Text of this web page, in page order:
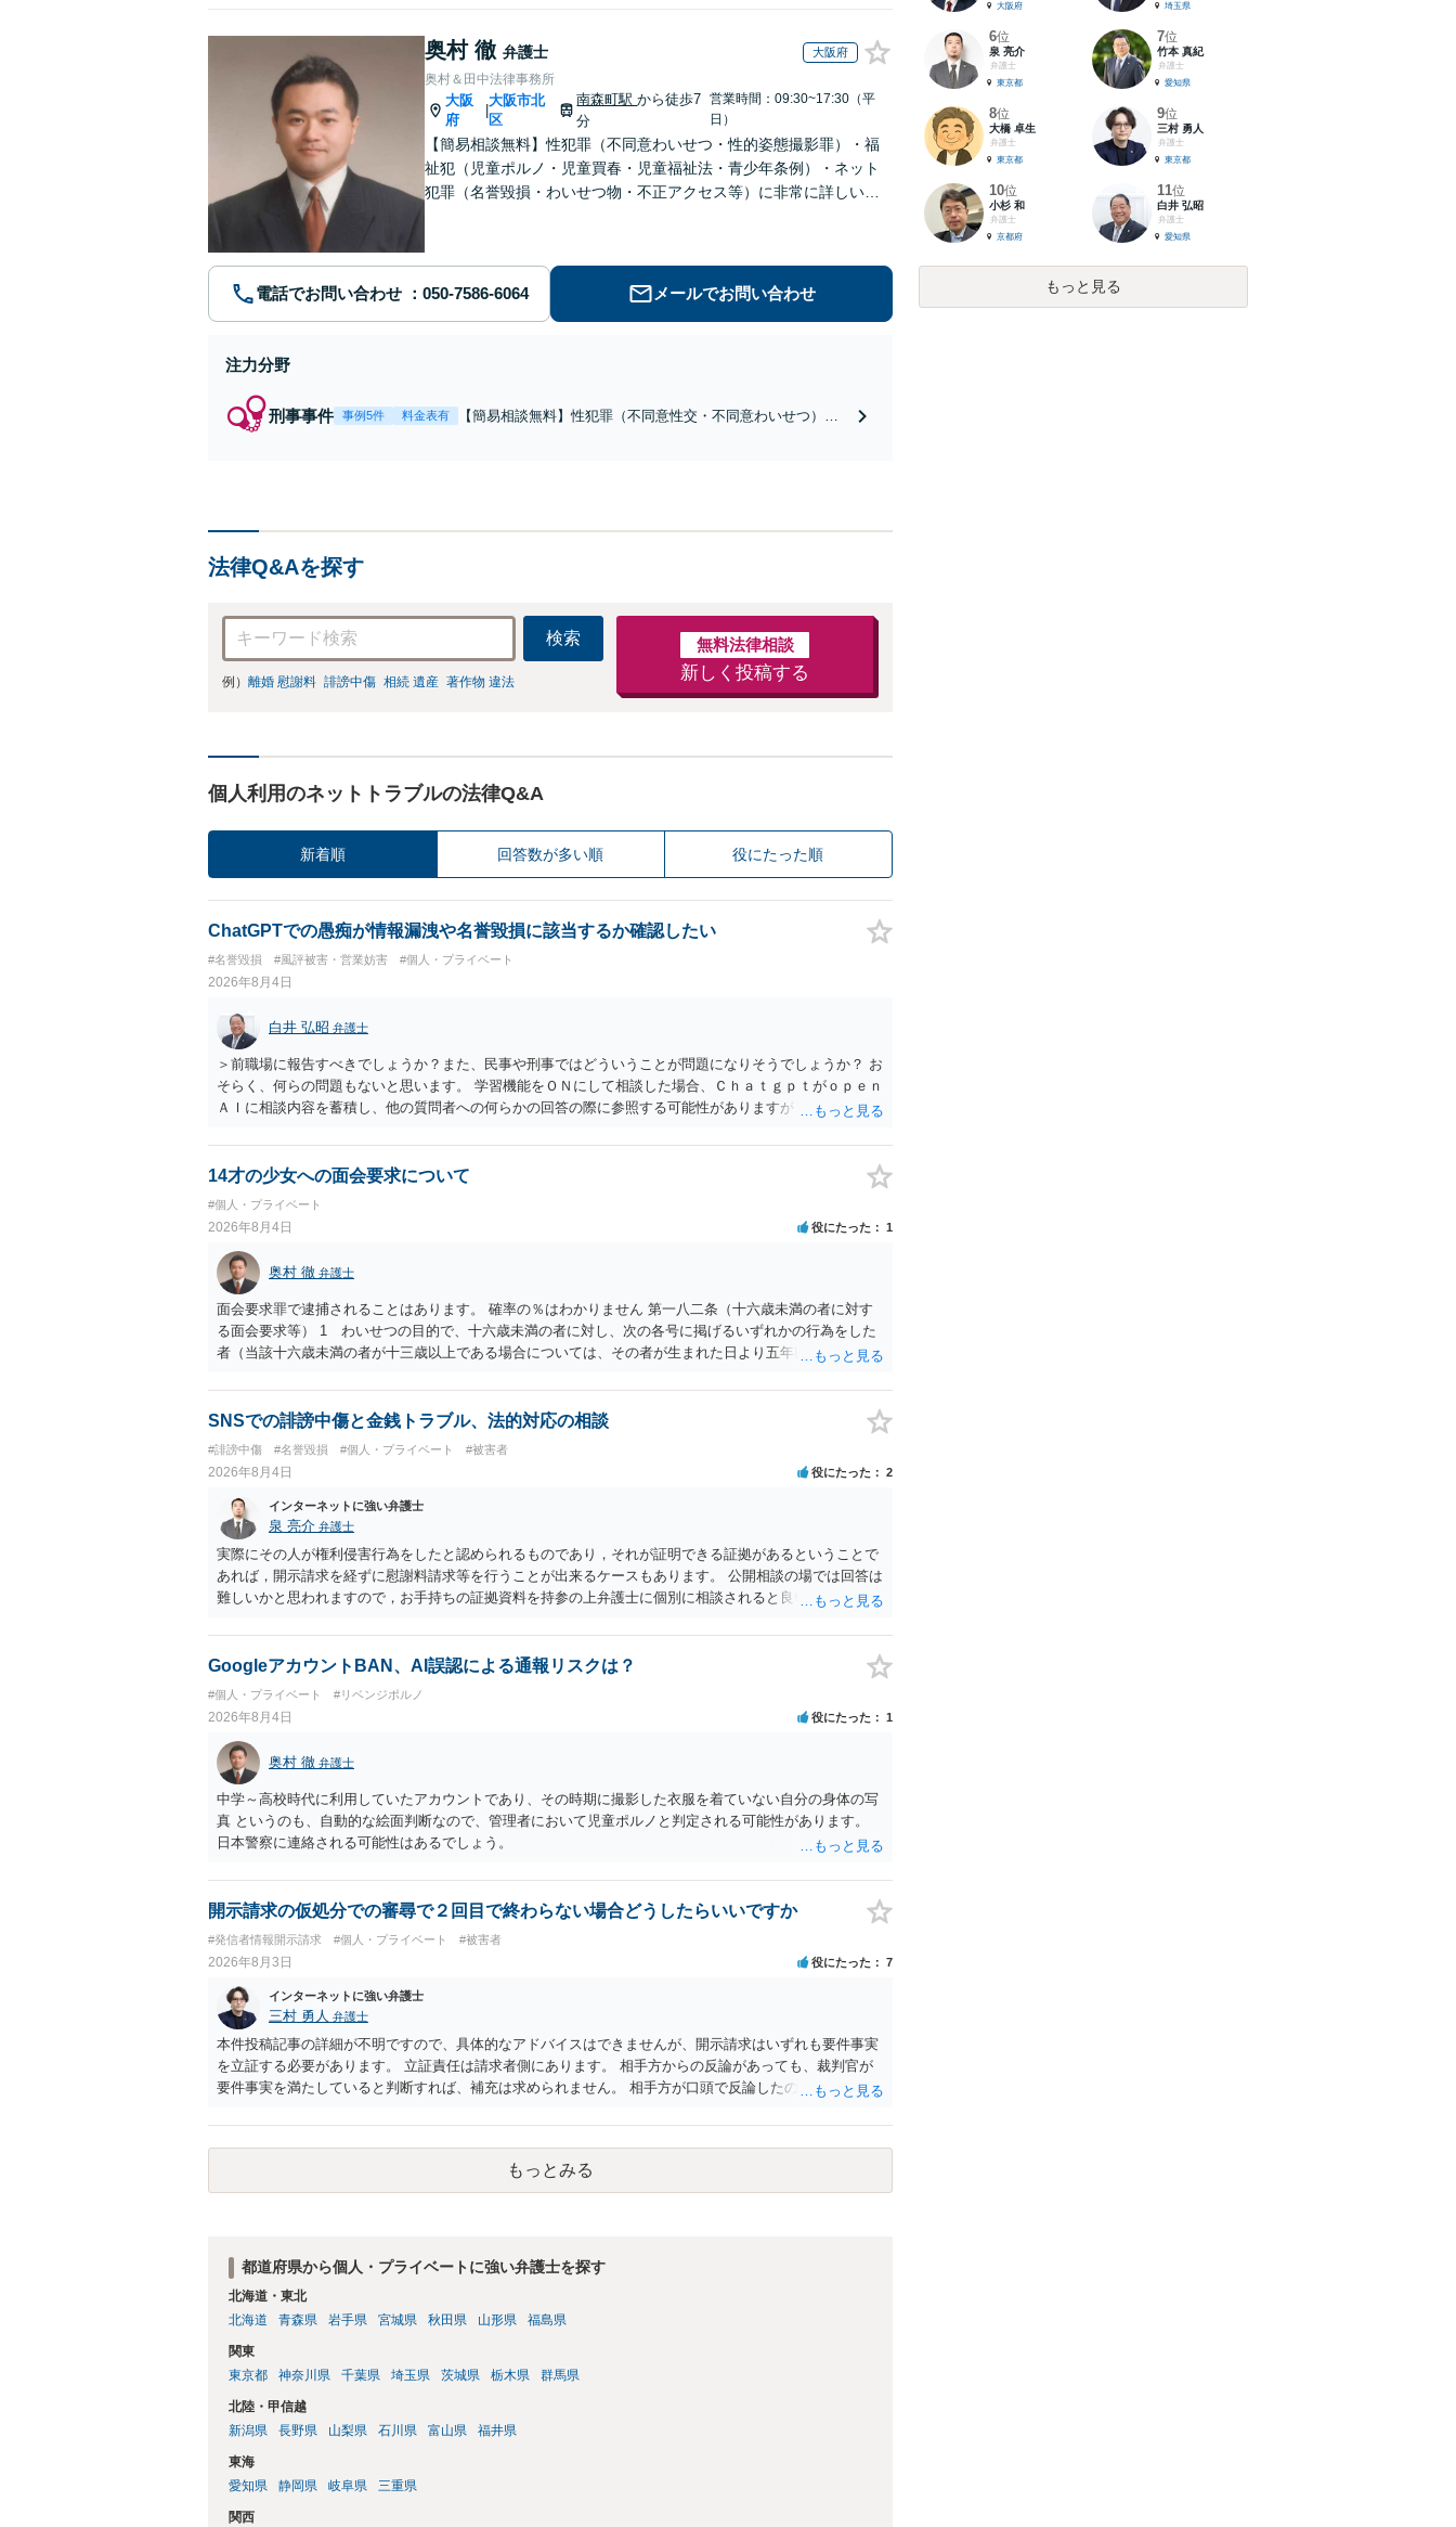
奥村 徹 弁護士 大阪府
奥村＆田中法律事務所
大阪
府
|
大阪市北
区
南森町駅から徒歩7
分
営業時間：09:30~17:30（平
日）
【簡易相談無料】性犯罪（不同意わいせつ・性的姿態撮影罪）・福
祉犯（児童ポルノ・児童買春・児童福祉法・青少年条例）・ネット
犯罪（名誉毀損・わいせつ物・不正アクセス等）に非常に詳しい弁
電話でお問い合わせ メールでお問い合わせ
注力分野
刑事事件 事例5件 料金表有
【簡易相談無料】性犯罪（不同意性交・不同意わいせつ）・
法律Q&Aを探す
検索
例） 離婚 慰謝料 誹謗中傷 相続 遺産 著作物 違法
無料法律相談
新しく投稿する
個人利用のネットトラブルの法律Q&A
新着順 回答数が多い順 役にたった順
ChatGPTでの愚痴が情報漏洩や名誉毀損に該当するか確認したい
#名誉毀損 #風評被害・営業妨害 #個人・プライベート
2026年8月4日
白井 弘昭 弁護士
＞前職場に報告すべきでしょうか？また、民事や刑事ではどういうことが問題になりそうでしょうか？ お
そらく、何らの問題もないと思います。 学習機能をＯＮにして相談した場合、Ｃｈａｔｇｐｔがｏｐｅｎ
ＡＩに相談内容を蓄積し、他の質問者への何らかの回答の際に参照する可能性がありますが、個人名や会
ので、その情報自体が、秘密情報に当たるとは思えませんし、名誉棄損として、個人や会社に対する誹謗
中傷の不特定多数への公開に当たるとも思われません。 もちろん、誰がその内容をｃｈａｔｇｐｔに入力
して書き込んだとしても）、相談者さんが刑事民事の責任に問われることはないでしょう。 私見ながらご
参考まで。
14才の少女への面会要求について
#個人・プライベート
2026年8月4日 役にたった 1
奥村 徹 弁護士
面会要求罪で逮捕されることはあります。 確率の％はわかりません 第一八二条（十六歳未満の者に対す
る面会要求等） 1 わいせつの目的で、十六歳未満の者に対し、次の各号に掲げるいずれかの行為をした
者（当該十六歳未満の者が十三歳以上である場合については、その者が生まれた日より五年以上前の日に
又は誘惑して面会を要求すること。 二 拒まれたにもかかわらず、反復して面会を要求すること。 三
金銭その他の利益を供与し、又はその申込み若しくは約束をして面会を要求すること。 2前項の罪を犯
罰金に処する。
SNSでの誹謗中傷と金銭トラブル、法的対応の相談
#誹謗中傷 #名誉毀損 #個人・プライベート #被害者
2026年8月4日 役にたった 2
インターネットに強い弁護士
泉 亮介 弁護士
実際にその人が権利侵害行為をしたと認められるものであり，それが証明できる証拠があるということで
あれば，開示請求を経ずに慰謝料請求等を行うことが出来るケースもあります。 公開相談の場では回答は
難しいかと思われますので，お手持ちの証拠資料を持参の上弁護士に個別に相談されると良いでしょう。
GoogleアカウントBAN、AI誤認による通報リスクは？
#個人・プライベート #リベンジポルノ
2026年8月4日 役にたった 1
奥村 徹 弁護士
中学～高校時代に利用していたアカウントであり、その時期に撮影した衣服を着ていない自分の身体の写
真 というのも、自動的な絵面判断なので、管理者において児童ポルノと判定される可能性があります。
日本警察に連絡される可能性はあるでしょう。
開示請求の仮処分での審尋で２回目で終わらない場合どうしたらいいですか
#発信者情報開示請求 #個人・プライベート #被害者
2026年8月3日 役にたった 7
インターネットに強い弁護士
三村 勇人 弁護士
本件投稿記事の詳細が不明ですので、具体的なアドバイスはできませんが、開示請求はいずれも要件事実
を立証する必要があります。 立証責任は請求者側にあります。 相手方からの反論があっても、裁判官が
要件事実を満たしていると判断すれば、補充は求められません。 相手方が口頭で反論したのは、仮処分は
はXのため、APのIPアドレスの保存期間の問題もございます。 開示請求は法律知識が不可欠ですが、それ
だけでは足りず、実務を踏まえた方法を選択することが重要です。
もっとみる
都道府県から個人・プライベートに強い弁護士を探す
北海道・東北
北海道
青森県 岩手県 宮城県 秋田県 山形県 福島県
関東
東京都
神奈川県 千葉県 埼玉県 茨城県 栃木県 群馬県
北陸・甲信越
新潟県
長野県 山梨県 石川県 富山県 福井県
東海
愛知県
静岡県 岐阜県 三重県
関西
大阪府
埼玉県
6位
泉 亮介
弁護士
東京都
7位
竹本 真紀
弁護士
愛知県
8位
大橋 卓生
弁護士
東京都
9位
三村 勇人
弁護士
東京都
10位
小杉 和
弁護士
京都府
11位
白井 弘昭
弁護士
愛知県
もっと見る